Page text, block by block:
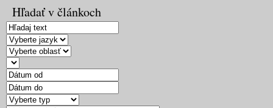
Hľadať v článkoch